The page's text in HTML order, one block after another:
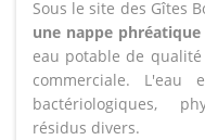
Sous le site des Gîtes
une nappe
eau potable de
commerciale. L'eau
bactériologiques,
résidus divers.